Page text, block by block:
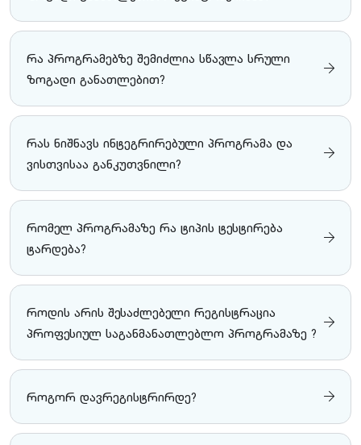
რა პროგრამებზე შემიძლია სწავლა სრული
ზოგადი განათლებით?
რას ნიშნავს ინტეგრირებული პროგრამა და
ვისთვისაა განკუთვნილი?
რომელ პროგრამაზე რა ტიპის ტესტირება
ტარდება?
როდის არის შესაძლებელი რეგისტრაცია
პროფესიულ საგანმანათლებლო პროგრამაზე ?
როგორ დავრეგისტრირდე?